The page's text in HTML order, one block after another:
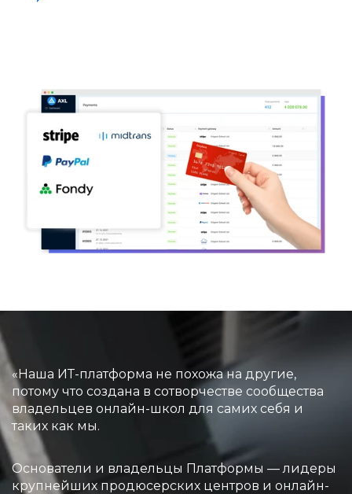
«Наша ИТ-платформа не похожа на другие,
потому что создана в сотворчестве сообщества
владельцев онлайн-школ для самих себя и
таких как мы.
Основатели и владельцы Платформы — лидеры
крупнейших продюсерских центров и онлайн-